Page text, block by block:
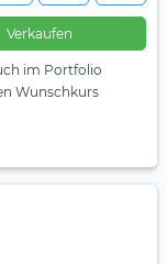
Verkaufen
im Portfolio
Wunschkurs